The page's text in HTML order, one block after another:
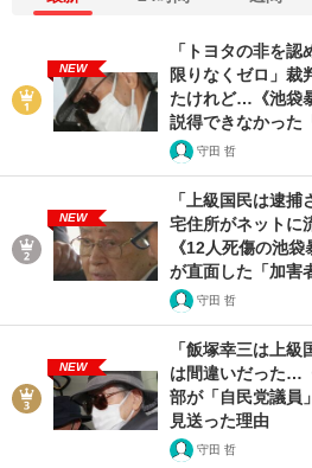
NEW
「トヨタの非を認
限りなくゼロ」裁
たけれど…《池袋
説得できなかった
守田 哲
NEW
「上級国民は逮
宅住所がネットに
《12人死傷の池
が直面した「加害
守田 哲
NEW
「飯塚幸三は上級
は間違いだった…
部が「自民党議員
見送った理由
守田 哲